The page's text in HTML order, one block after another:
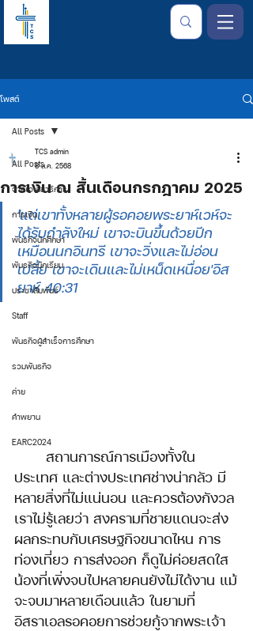
โพสต์
All Posts
จากใจเลขาธิการ
การเงิน
พันธกิจนักศึกษา
พันธกิจนักเรียน
ประชาสัมพันธ์
Staff
พันธกิจผู้สำเร็จการศึกษา
รวมพันธกิจ
ค่าย
คำพยาน
EARC2024
All Posts
การเงิน ณ สิ้นเดือนกรกฎาคม 2025
TCS admin
8 ส.ค. 2568
'แต่เขาทั้งหลายผู้รอคอยพระยาห์เวห์จะ
ได้รับกำลังใหม่ เขาจะบินขึ้นด้วยปีก
เหมือนนกอินทรี เขาจะวิ่งและไม่อ่อน
เปลี้ย เขาจะเดินและไม่เหน็ดเหนื่อย'อิส
ยาห์ 40:31
สถานการณ์การเมืองทั้งใน
ประเทศ และต่างประเทศช่างน่ากลัว มี
หลายสิ่งที่ไม่แน่นอน และควรต้องกังวล
เราไม่รู้เลยว่า สงครามที่ชายแดนจะส่ง
ผลกระทบกับเศรษฐกิจขนาดไหน การ
ท่องเที่ยว การส่งออก ก็ดูไม่ค่อยสดใส
น้องที่เพิ่งจบไปหลายคนยังไม่ได้งาน แม้
จะจบมาหลายเดือนแล้ว ในยามที่
อิสราเอลรอคอยการช่วยกู้จากพระเจ้า